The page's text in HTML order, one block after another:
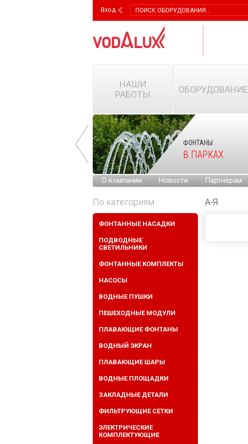
Вход
НАШИ
РАБОТЫ
ОБОРУДОВАНИЕ
НА ГОРОДСКИХ
ФОНТАНЫ
В ПАРКАХ
О компании Новости Партнерам
А-Я
По категориям
ФОНТАННЫЕ НАСАДКИ
ПОДВОДНЫЕ
СВЕТИЛЬНИКИ
ФОНТАННЫЕ КОМПЛЕКТЫ
НАСОСЫ
ВОДНЫЕ ПУШКИ
ПЕШЕХОДНЫЕ МОДУЛИ
ПЛАВАЮЩИЕ ФОНТАНЫ
ВОДНЫЙ ЭКРАН
ПЛАВАЮЩИЕ ШАРЫ
ВОДНЫЕ ПЛОЩАДКИ
ЗАКЛАДНЫЕ ДЕТАЛИ
ФИЛЬТРУЮЩИЕ СЕТКИ
ЭЛЕКТРИЧЕСКИЕ
КОМПЛЕКТУЮЩИЕ